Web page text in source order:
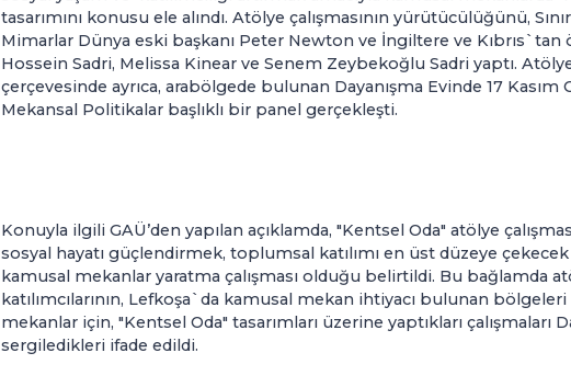
tasarımını konusu ele alındı. Atölye çalışmasının yürütücülüğünü,
Mimarlar Dünya eski başkanı Peter Newton ve İngiltere ve
Hossein Sadri, Melissa Kinear ve Senem Zeybekoğlu Sadri yaptı. Atölye
çerçevesinde ayrıca, arabölgede bulunan Dayanışma Evinde 17 Kasım
Mekansal Politikalar başlıklı bir panel gerçekleşti.
Konuyla ilgili GAÜ’den yapılan açıklamda, "Kentsel Oda" atölye
sosyal hayatı güçlendirmek, toplumsal katılımı en üst düzeye
kamusal mekanlar yaratma çalışması olduğu belirtildi. Bu bağlamda
katılımcılarının, Lefkoşa`da kamusal mekan ihtiyacı bulunan
mekanlar için, "Kentsel Oda" tasarımları üzerine yaptıkları çalışmaları
sergiledikleri ifade edildi.